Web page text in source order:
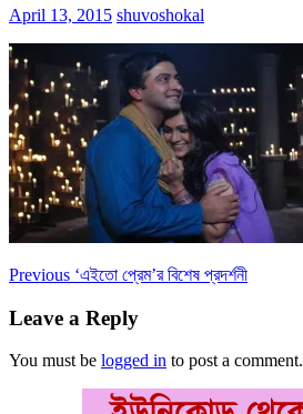
April 13, 2015 shuvoshokal
Post
navigation
Previous Previous
‘এইতো প্রেম’র বিশেষ প্রদর্শনী
Leave a Reply
You must be logged in to post a comment.